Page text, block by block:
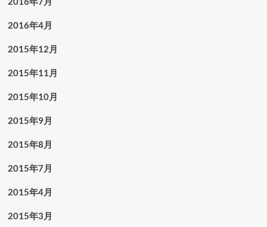
2016年4月
2015年12月
2015年11月
2015年10月
2015年9月
2015年8月
2015年7月
2015年4月
2015年3月